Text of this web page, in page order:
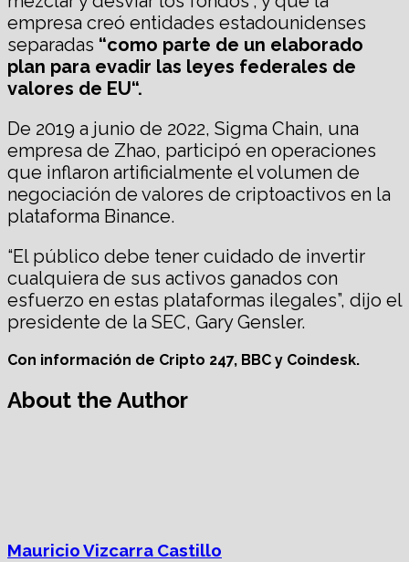
empresa creó entidades estadounidenses
separadas “como parte de un elaborado
plan para evadir las leyes federales de
valores de EU“.
De 2019 a junio de 2022, Sigma Chain, una
empresa de Zhao, participó en operaciones
que inflaron artificialmente el volumen de
negociación de valores de criptoactivos en la
plataforma Binance.
“El público debe tener cuidado de invertir
cualquiera de sus activos ganados con
esfuerzo en estas plataformas ilegales”, dijo el
presidente de la SEC, Gary Gensler.
Con información de Cripto 247, BBC y Coindesk.
About the Author
Mauricio Vizcarra Castillo